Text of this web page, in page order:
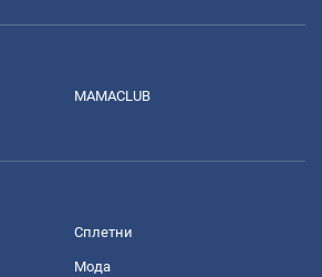
MAMACLUB
Сплетни
Мода